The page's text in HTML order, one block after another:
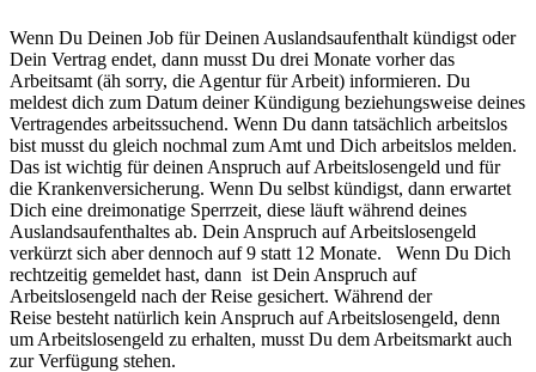
Wenn Du Deinen Job für Deinen Auslandsaufenthalt kündigst oder
Dein Vertrag endet, dann musst Du drei Monate vorher das
Arbeitsamt (äh sorry, die Agentur für Arbeit) informieren. Du
meldest dich zum Datum deiner Kündigung beziehungsweise deines
Vertragendes arbeitssuchend. Wenn Du dann tatsächlich arbeitslos
bist musst du gleich nochmal zum Amt und Dich arbeitslos melden.
Das ist wichtig für deinen Anspruch auf Arbeitslosengeld und für
die Krankenversicherung. Wenn Du selbst kündigst, dann erwartet
Dich eine dreimonatige Sperrzeit, diese läuft während deines
Auslandsaufenthaltes ab. Dein Anspruch auf Arbeitslosengeld
verkürzt sich aber dennoch auf 9 statt 12 Monate. Wenn Du Dich
rechtzeitig gemeldet hast, dann ist Dein Anspruch auf
Arbeitslosengeld nach der Reise gesichert. Während der
Reise besteht natürlich kein Anspruch auf Arbeitslosengeld, denn
um Arbeitslosengeld zu erhalten, musst Du dem Arbeitsmarkt auch
zur Verfügung stehen.